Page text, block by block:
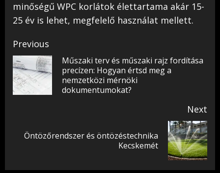
minőségű WPC korlátok élettartama akár 15-
25 év is lehet, megfelelő használat mellett.
Post
navigation
Previous
Műszaki terv és műszaki rajz fordítása
precízen: Hogyan értsd meg a
nemzetközi mérnöki
dokumentumokat?
Next
Next
Öntözőrendszer és öntözéstechnika
Kecskemét